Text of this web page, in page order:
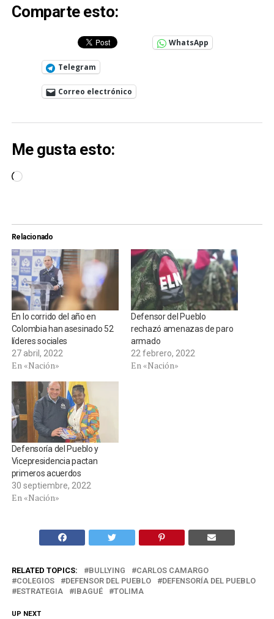
Comparte esto:
WhatsApp
Telegram
Correo electrónico
Me gusta esto:
Cargando...
Relacionado
En lo corrido del año en
Colombia han asesinado 52
líderes sociales
27 abril, 2022
En «Nación»
Defensor del Pueblo
rechazó amenazas de paro
armado
22 febrero, 2022
En «Nación»
Defensoría del Pueblo y
Vicepresidencia pactan
primeros acuerdos
30 septiembre, 2022
En «Nación»
RELATED TOPICS: BULLYING
CARLOS CAMARGO
COLEGIOS
DEFENSOR DEL PUEBLO
DEFENSORÍA DEL PUEBLO
ESTRATEGIA
IBAGUÉ TOLIMA
UP NEXT